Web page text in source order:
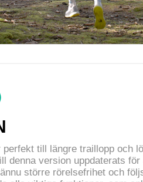
till längre traillopp och
denna version uppdaterats för
större rörelsefrihet och